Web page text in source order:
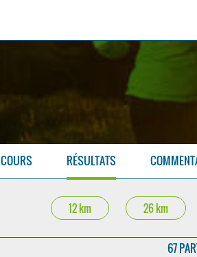
RÉSULTATS
12 km 26 km
67